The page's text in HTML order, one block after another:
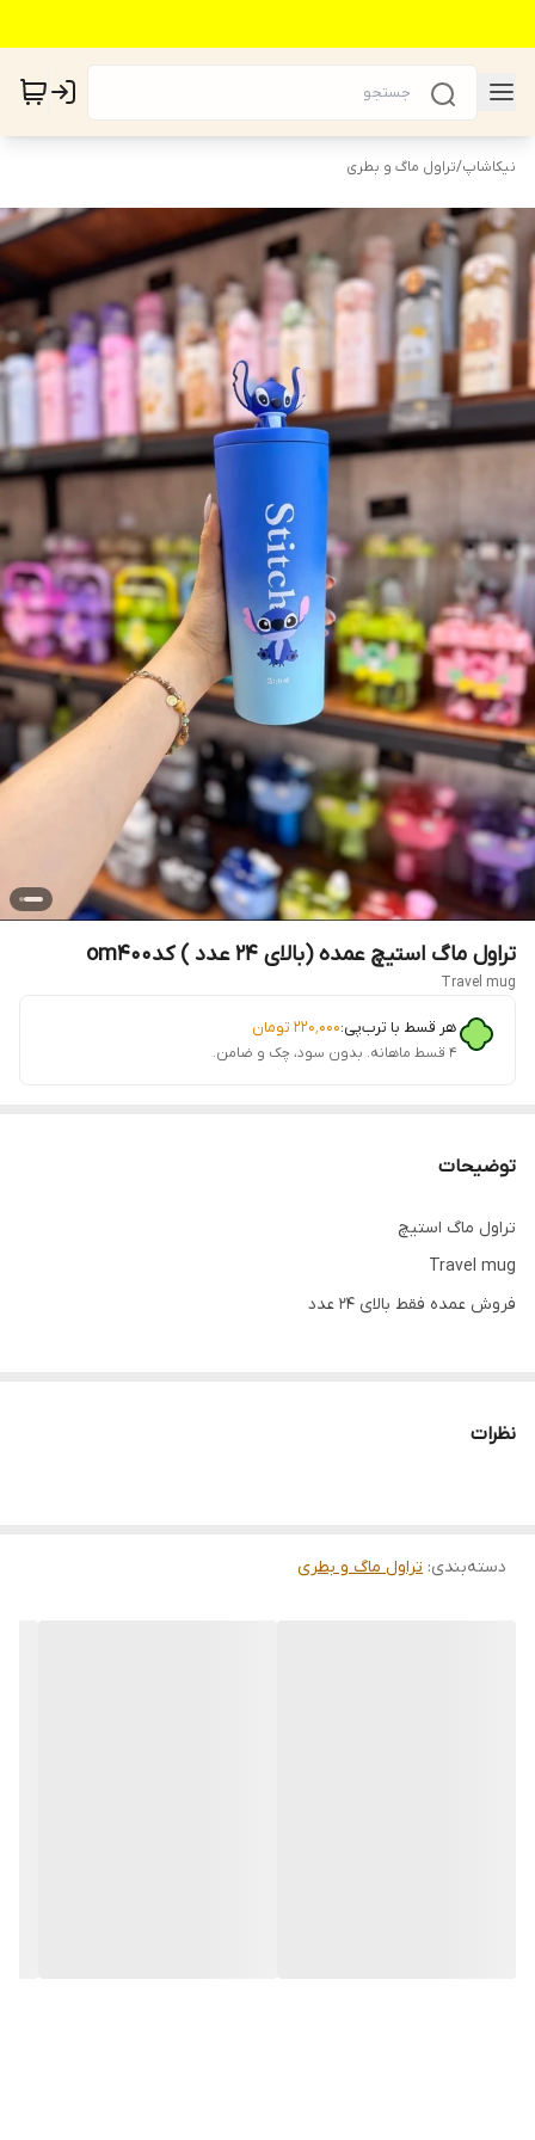
نیکاشاپ/تراول ماگ و بطری
تراول ماگ استیچ عمده (بالای ۲۴ عدد ) کدom۴۰۰
Travel mug
هر قسط با ترب‌پی:۲۲۰٬۰۰۰ تومان
۴ قسط ماهانه. بدون سود، چک و ضامن.
توضیحات
تراول ماگ استیچ
Travel mug
فروش عمده فقط بالای ۲۴ عدد
نظرات
دسته‌بندی: تراول ماگ و بطری